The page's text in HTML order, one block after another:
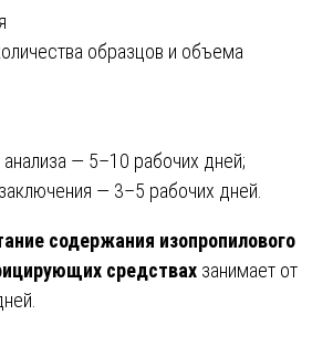
образцов и объема
— 5–10 рабочих дней;
— 3–5 рабочих дней.
содержания изопропилового
средствах занимает от